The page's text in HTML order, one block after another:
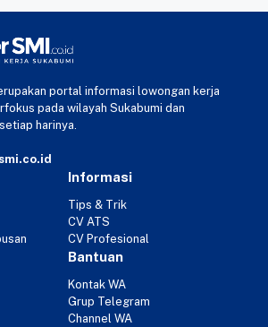
portal informasi lowongan kerja
pada wilayah Sukabumi dan
harinya.
Informasi
Tips & Trik
CV ATS
CV Profesional
Bantuan
Kontak WA
Grup Telegram
Channel WA